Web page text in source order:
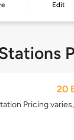
Edit
20
Pricing